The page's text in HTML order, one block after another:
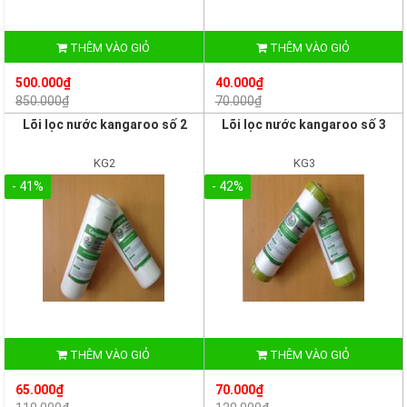
THÊM VÀO GIỎ
500.000₫
850.000₫
THÊM VÀO GIỎ
40.000₫
70.000₫
Lõi lọc nước kangaroo số 2
KG2
- 41%
THÊM VÀO GIỎ
65.000₫
Lõi lọc nước kangaroo số 3
KG3
- 42%
THÊM VÀO GIỎ
70.000₫